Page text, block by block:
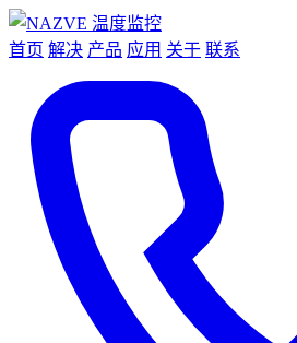
首页 解决 产品 应用 关于 联系